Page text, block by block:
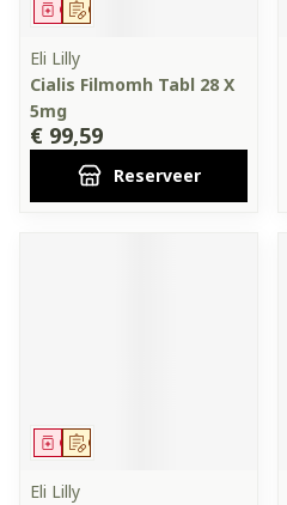
Op voorschrift
Geneesmiddel
Eli Lilly
Cialis Filmomh Tabl 28 X
5mg
€ 99,59
Reserveer
Op voorschrift
Geneesmiddel
Eli Lilly